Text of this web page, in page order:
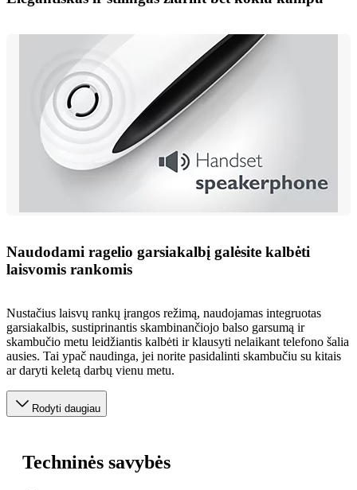
Naudodami ragelio garsiakalbį galėsite kalbėti
laisvomis rankomis
Nustačius laisvų rankų įrangos režimą, naudojamas integruotas
garsiakalbis, sustiprinantis skambinančiojo balso garsumą ir
skambučio metu leidžiantis kalbėti ir klausyti nelaikant telefono šalia
ausies. Tai ypač naudinga, jei norite pasidalinti skambučiu su kitais
ar daryti keletą darbų vienu metu.
Rodyti daugiau
Techninės savybės